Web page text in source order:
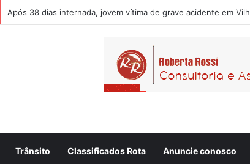
Homem é acusado de desacatar auxiliar de enfermagem no
Trânsito Classificados Rota Anuncie conosco